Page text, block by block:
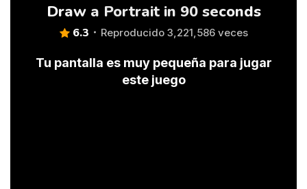
Draw a Portrait in 90 seconds
6.3 Reproducido 3,221,586 veces
Tu pantalla es muy pequeña para jugar
este juego